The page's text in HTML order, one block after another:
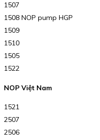
1507
1508 NOP pump HGP
1509
1510
1505
1522
NOP Việt Nam
1521
2507
2506